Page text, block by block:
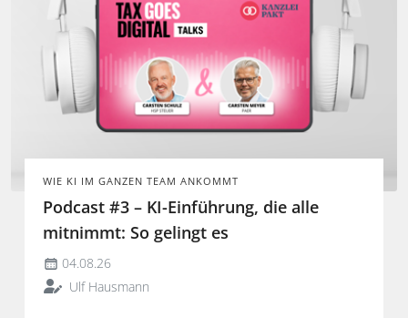
WIE KI IM GANZEN TEAM ANKOMMT
Podcast #3 – KI-Einführung, die alle
mitnimmt: So gelingt es
04.08.26
Ulf Hausmann